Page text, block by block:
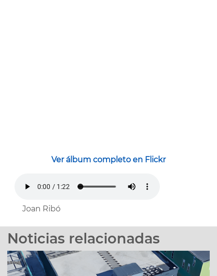
Ver álbum completo en Flickr
Joan Ribó
Noticias relacionadas